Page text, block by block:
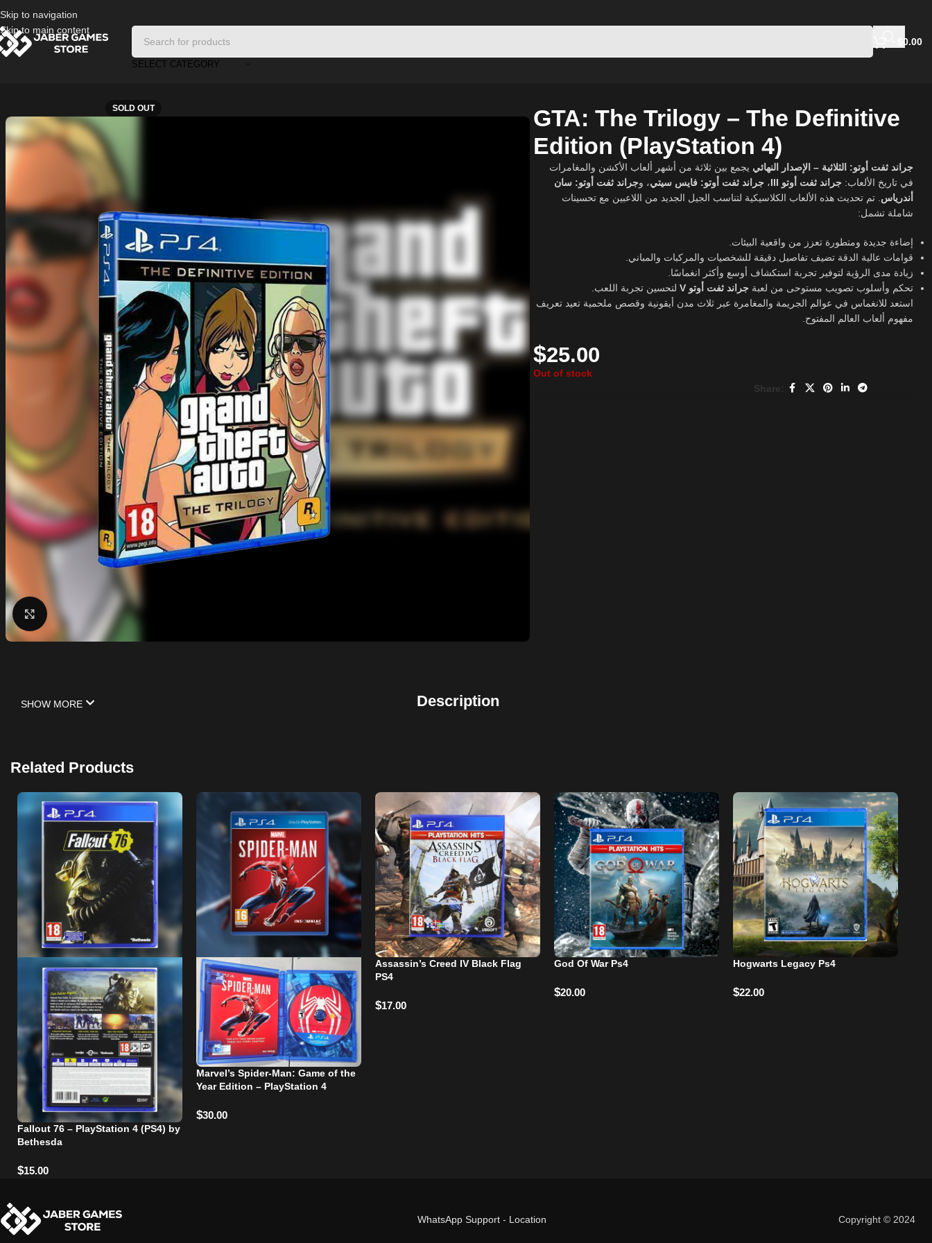
Skip to navigation
Skip to main content
SELECT CATEGORY
0.00
Playstation Games And Accessories/ GTA: The Trilogy – The Definitive Edition (PlayStation 4)
SOLD OUT
Click to enlarge
GTA: The Trilogy – The Definitive
Edition (PlayStation 4)
جراند ثفت أوتو: الثلاثية – الإصدار النهائي يجمع بين ثلاثة من أشهر ألعاب الأكشن والمغامرات
في تاريخ الألعاب:جراند ثفت أوتو III ،جراند ثفت أوتو: فايس سيتي، وجراند ثفت أوتو: سان
أندرياس . تم تحديث هذه الألعاب الكلاسيكية لتناسب الجيل الجديد من اللاعبين مع تحسينات
شاملة تشمل:
إضاءة جديدة ومتطورة تعزز من واقعية البيئات.
قوامات عالية الدقة تضيف تفاصيل دقيقة للشخصيات والمركبات والمباني.
زيادة مدى الرؤية لتوفير تجربة استكشاف أوسع وأكثر انغماسًا.
تحكم وأسلوب تصويب مستوحى من لعبةجراند ثفت أوتو V
لتحسين تجربة اللعب.
استعد للانغماس في عوالم الجريمة والمغامرة عبر ثلاث مدن أيقونية وقصص ملحمية تعيد تعريف
مفهوم ألعاب العالم المفتوح.
$25.00
Out of stock
Share:
Description
SHOW MORE
Related Products
Fallout 76 – PlayStation 4 (PS4) by
Bethesda
$15.00
Marvel’s Spider-Man: Game of the
Year Edition – PlayStation 4
$30.00
Assassin’s Creed IV Black Flag
PS4
$17.00
God Of War Ps4
$20.00
Hogwarts Legacy Ps4
$22.00
WhatsApp Support- Location Copyright © 2024